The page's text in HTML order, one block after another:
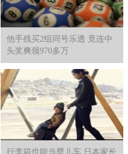
他手残买2组同号乐透 竟连中
头奖爽领970多万
行李箱也能当婴儿车 日本家长